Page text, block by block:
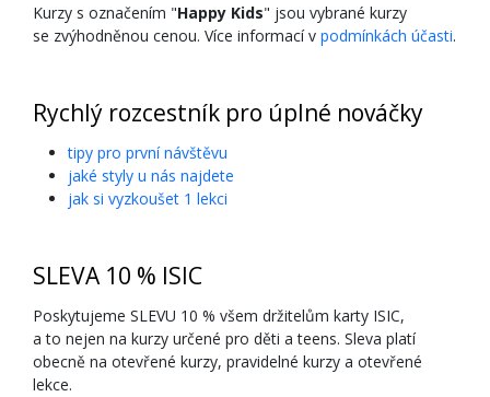
Kurzy s označením "Happy Kids" jsou vybrané kurzy
se zvýhodněnou cenou. Více informací v podmínkách účasti.
Rychlý rozcestník pro úplné nováčky
tipy pro první návštěvu
jaké styly u nás najdete
jak si vyzkoušet 1 lekci
SLEVA 10 % ISIC
Poskytujeme SLEVU 10 % všem držitelům karty ISIC,
a to nejen na kurzy určené pro děti a teens. Sleva platí
obecně na otevřené kurzy, pravidelné kurzy a otevřené
lekce.